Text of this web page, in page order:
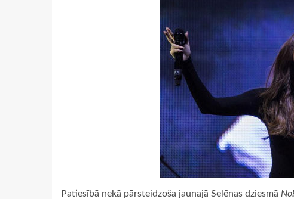
Patiesībā nekā pārsteidzoša jaunajā Selēnas dziesmā